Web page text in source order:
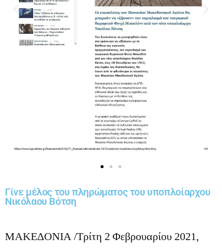
Γίνε μέλος του πληρώματος του υποπλοίαρχου
Νικόλαου Βότση
ΜΑΚΕΔΟΝΙΑ /Τρίτη 2 Φεβρουαρίου 2021,